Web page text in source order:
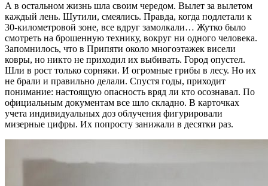
А в остальном жизнь шла своим чередом. Вылет за вылетом
каждый лень. Шутили, смеялись. Правда, когда подлетали к
30-километровой зоне, все вдруг замолкали… Жутко было
смотреть на брошенную технику, вокруг ни одного человека.
Запомнилось, что в Припяти около многоэтажек висели
ковры, но никто не приходил их выбивать. Город опустел.
Шли в рост только сорняки. И огромные грибы в лесу. Но их
не брали и правильно делали. Спустя годы, приходит
понимание: настоящую опасность вряд ли кто осознавал. По
официальным документам все шло складно. В карточках
учета индивидуальных доз облучения фигурировали
мизерные цифры. Их попросту занижали в десятки раз.